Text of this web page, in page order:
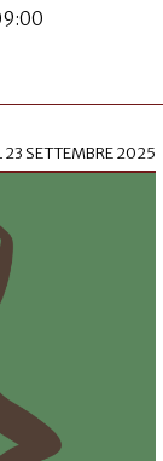
23 SETTEMBRE 2025